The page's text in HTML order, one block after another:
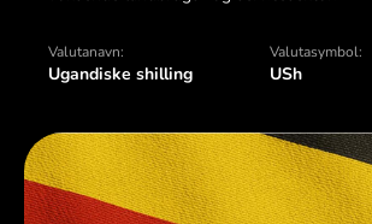
Valutanavn:
Ugandiske shilling
Valutasymbol:
USh